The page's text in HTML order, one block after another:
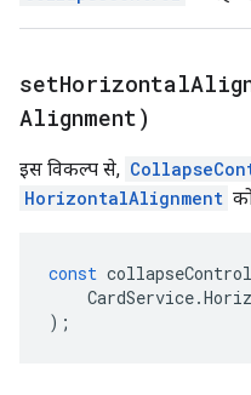
Alignment)
इस विकल्प से,
HorizontalAlignment
const collapseControl
CardService.
);